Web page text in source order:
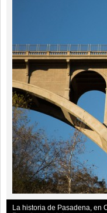
La historia de Pasadena, en